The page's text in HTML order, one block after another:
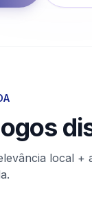
local +